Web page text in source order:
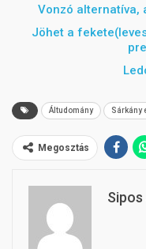
Vonzó alternatíva,
Jöhet a
Áltudomány Sárkány
Megosztás